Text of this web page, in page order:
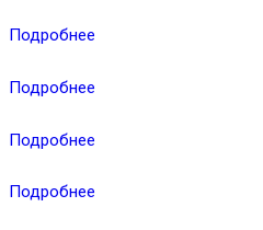
Подробнее
Подробнее
Подробнее
Подробнее